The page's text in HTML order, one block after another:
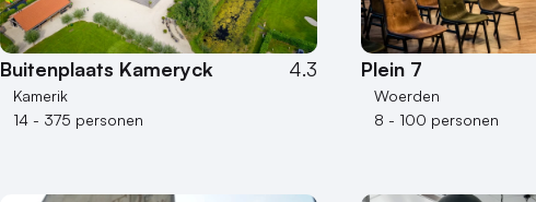
Buitenplaats Kameryck 4.3
Kamerik
14 - 375 personen
Plein 7
Woerden
8 - 100 personen